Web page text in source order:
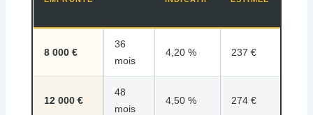
8 000 €
36
mois
4,20 % 237 €
12 000 €
48
mois
4,50 % 274 €